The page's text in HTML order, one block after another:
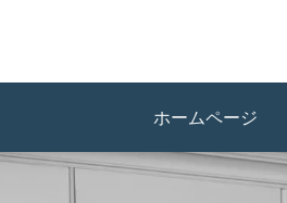
ホームページ